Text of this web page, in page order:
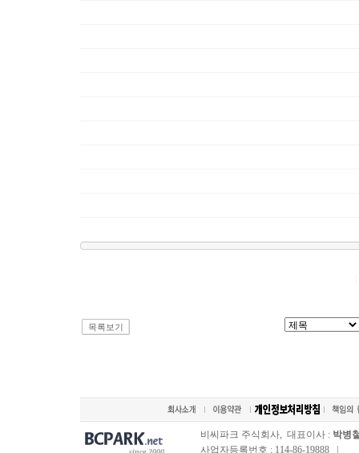
목록보기
비씨파크 주식회사, 대표이사 : 박병
사업자등록번호 : 114-86-19888 |